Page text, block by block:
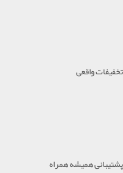
تخفیفات واقعی
پشتیبانی همیشه همراه